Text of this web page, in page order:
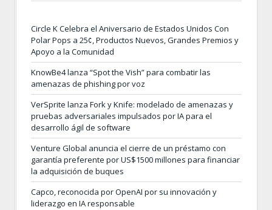
Circle K Celebra el Aniversario de Estados Unidos Con
Polar Pops a 25¢, Productos Nuevos, Grandes Premios y
Apoyo a la Comunidad
KnowBe4 lanza “Spot the Vish” para combatir las
amenazas de phishing por voz
VerSprite lanza Fork y Knife: modelado de amenazas y
pruebas adversariales impulsados por IA para el
desarrollo ágil de software
Venture Global anuncia el cierre de un préstamo con
garantía preferente por US$1500 millones para financiar
la adquisición de buques
Capco, reconocida por OpenAI por su innovación y
liderazgo en IA responsable